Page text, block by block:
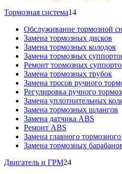
Тормозная система14
Обслуживание тормозной
Замена тормозных дисков
Замена тормозных колодок
Замена тормозных
Ремонт тормозных
Замена тормозных трубок
Замена тросов ручного
Регулировка ручного
Замена уплотнительных
Замена тормозных шлангов
Замена датчика ABS
Ремонт ABS
Замена главного
Замена тормозных
Двигатель и ГРМ24